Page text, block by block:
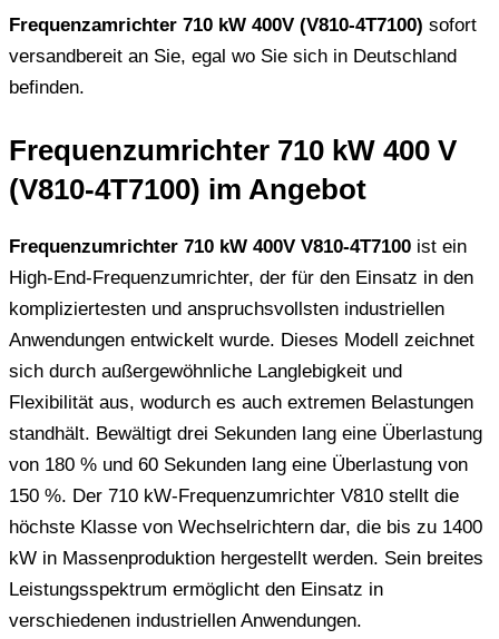
Frequenzamrichter 710 kW 400V (V810-4T7100) sofort
versandbereit an Sie, egal wo Sie sich in Deutschland
befinden.
Frequenzumrichter 710 kW 400 V
(V810-4T7100) im Angebot
Frequenzumrichter 710 kW 400V V810-4T7100 ist ein
High-End-Frequenzumrichter, der für den Einsatz in den
kompliziertesten und anspruchsvollsten industriellen
Anwendungen entwickelt wurde. Dieses Modell zeichnet
sich durch außergewöhnliche Langlebigkeit und
Flexibilität aus, wodurch es auch extremen Belastungen
standhält. Bewältigt drei Sekunden lang eine Überlastung
von 180 % und 60 Sekunden lang eine Überlastung von
150 %. Der 710 kW-Frequenzumrichter V810 stellt die
höchste Klasse von Wechselrichtern dar, die bis zu 1400
kW in Massenproduktion hergestellt werden. Sein breites
Leistungsspektrum ermöglicht den Einsatz in
verschiedenen industriellen Anwendungen.